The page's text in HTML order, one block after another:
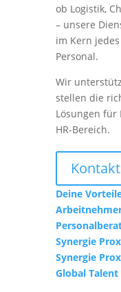
ob Logistik,
– unsere
im Kern
Personal.
Wir
stellen die
Lösungen für
HR-Bereich.
Kontakt
Deine
Synergie
Synergie
Global Talent